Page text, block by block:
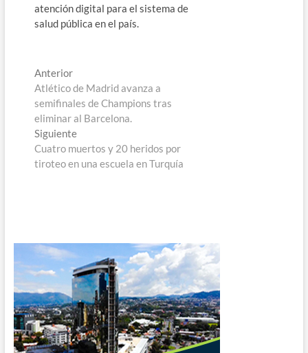
atención digital para el sistema de
salud pública en el país.
Navegación
de
entradas
AnteriorEntrada
anterior:
Atlético de Madrid avanza a
semifinales de Champions tras
eliminar al Barcelona.
SiguienteEntrada
siguiente:
Cuatro muertos y 20 heridos por
tiroteo en una escuela en Turquía